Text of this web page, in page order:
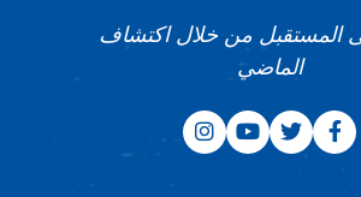
المستقبل من خلال اكتشاف
الماضي